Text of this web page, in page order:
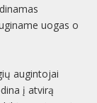
uogas o
augintojai
į atvirą